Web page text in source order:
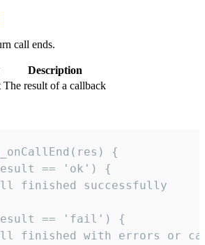
call ends.
Description
The result of a callback
{
== 'ok') {
finished successfully
== 'fail') {
finished with errors or